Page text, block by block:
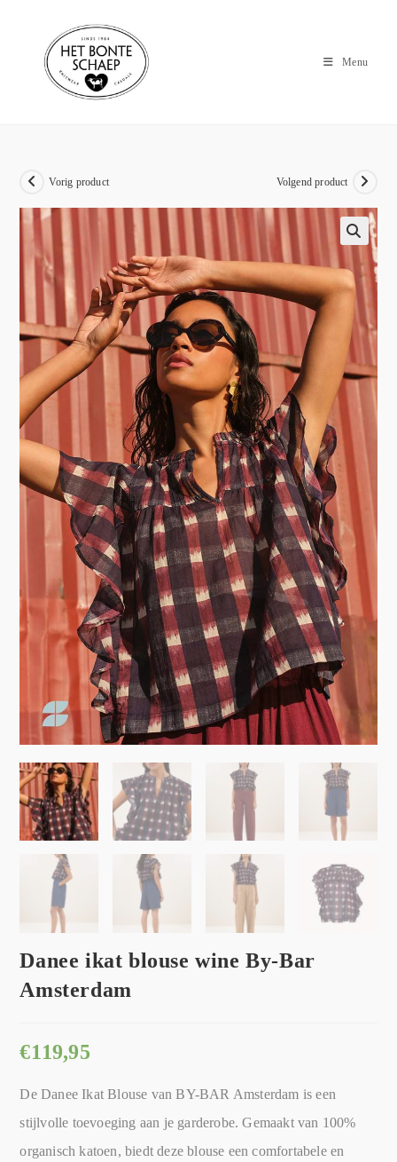
Menu
Vorig product Volgend product
🔍
Danee ikat blouse wine By-Bar
Amsterdam
€119,95
De Danee Ikat Blouse van BY-BAR Amsterdam is een
stijlvolle toevoeging aan je garderobe. Gemaakt van 100%
organisch katoen, biedt deze blouse een comfortabele en